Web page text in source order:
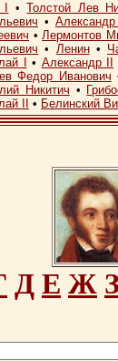
•Толстой Лев
• Александр
•Лермонтов
• Ленин•
I
• Александр II
Федор Иванович
Никитич •
II
• Белинский
Д Е Ж З